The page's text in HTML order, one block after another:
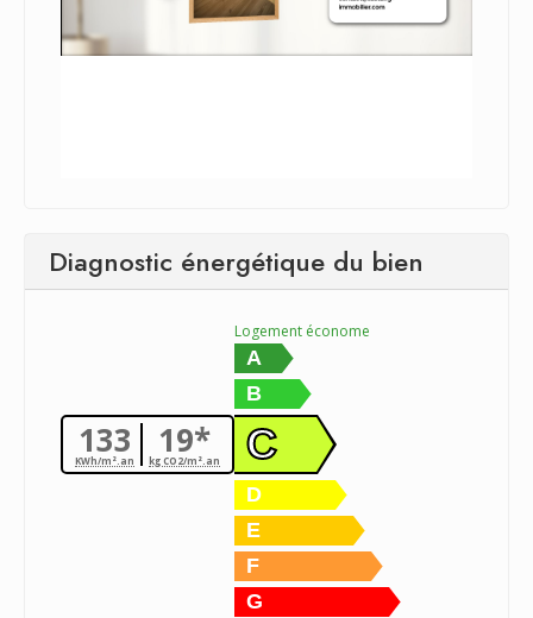
Diagnostic énergétique du bien
133
KWh/m².an 19*
kg CO2/m².an
Logement économe
A
B
C
D
E
F
G